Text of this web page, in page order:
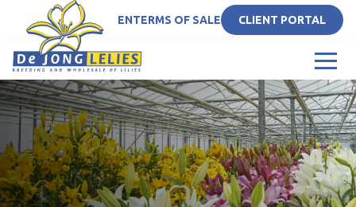
ENTERMS OF SALE CLIENT PORTAL